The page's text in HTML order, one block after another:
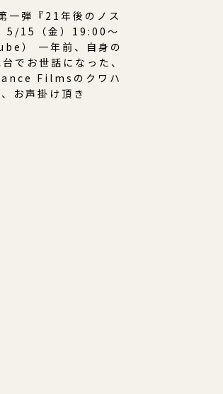
弾『21年後のノス
5/15（金）19:00～
） 一年前、自身の
でお世話になった、
Filmsのクワハ
お声掛け頂き